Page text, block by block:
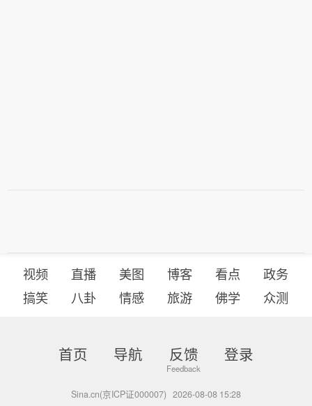
视频 直播 美图 博客 看点
政务
搞笑
八卦 情感 旅游 佛学 众测
首页 导航 反馈 登录
Sina.cn(京ICP证000007) 2026-08-08 15:28